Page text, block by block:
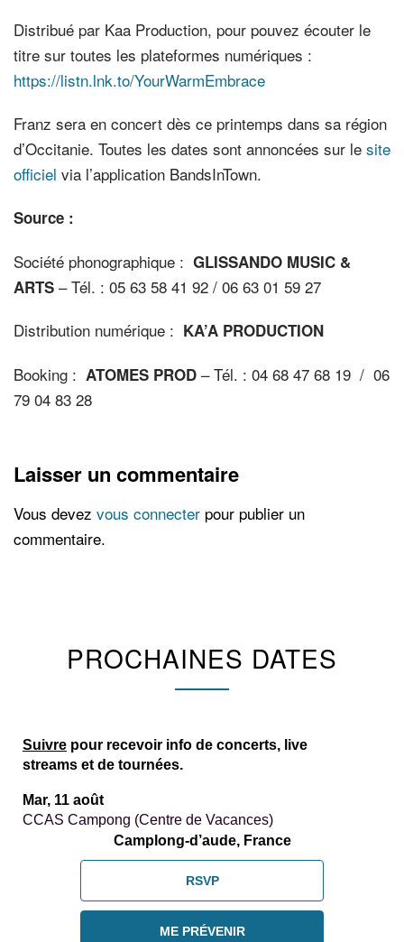
Distribué par Kaa Production, pour pouvez écouter le
titre sur toutes les plateformes numériques :
https://listn.lnk.to/YourWarmEmbrace
Franz sera en concert dès ce printemps dans sa région
d’Occitanie. Toutes les dates sont annoncées sur le site
officiel via l’application BandsInTown.
Source :
Société phonographique : GLISSANDO MUSIC &
ARTS – Tél. : 05 63 58 41 92 / 06 63 01 59 27
Distribution numérique : KA’A PRODUCTION
Booking : ATOMES PROD – Tél. : 04 68 47 68 19 / 06
79 04 83 28
Laisser un commentaire
Vous devez vous connecter pour publier un
commentaire.
PROCHAINES DATES
Suivre pour recevoir info de concerts, live
streams et de tournées.
Mar, 11 août
CCAS Campong (Centre de Vacances)
Camplong-d’aude, France
RSVP
ME PRÉVENIR